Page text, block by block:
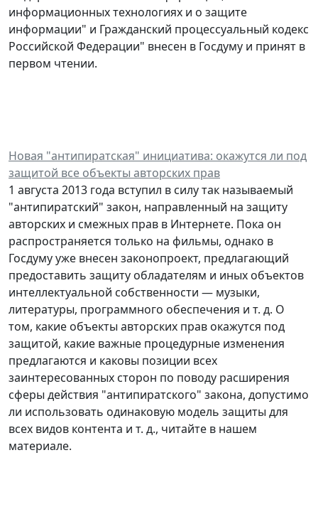
информационных технологиях и о защите
информации" и Гражданский процессуальный кодекс
Российской Федерации" внесен в Госдуму и принят в
первом чтении.
Новая "антипиратская" инициатива: окажутся ли под
защитой все объекты авторских прав
1 августа 2013 года вступил в силу так называемый
"антипиратский" закон, направленный на защиту
авторских и смежных прав в Интернете. Пока он
распространяется только на фильмы, однако в
Госдуму уже внесен законопроект, предлагающий
предоставить защиту обладателям и иных объектов
интеллектуальной собственности — музыки,
литературы, программного обеспечения и т. д. О
том, какие объекты авторских прав окажутся под
защитой, какие важные процедурные изменения
предлагаются и каковы позиции всех
заинтересованных сторон по поводу расширения
сферы действия "антипиратского" закона, допустимо
ли использовать одинаковую модель защиты для
всех видов контента и т. д., читайте в нашем
материале.